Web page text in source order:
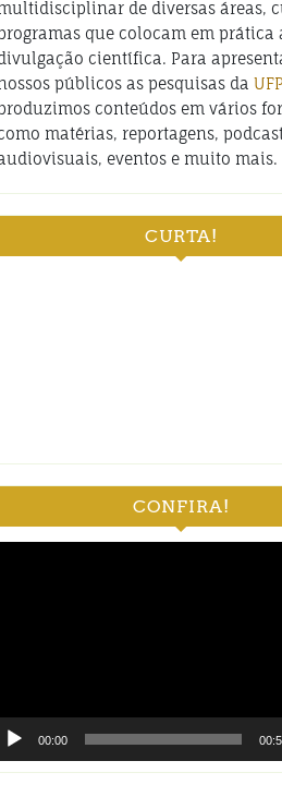
de diversas áreas,
que colocam em prática
científica. Para
públicos as pesquisas da
conteúdos em vários
matérias, reportagens,
eventos e muito mais.
CURTA!
CONFIRA!
00:00